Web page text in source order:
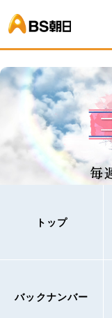
トップ
バックナンバー